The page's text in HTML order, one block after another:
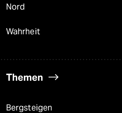
Nord
Wahrheit
Themen
Bergsteigen